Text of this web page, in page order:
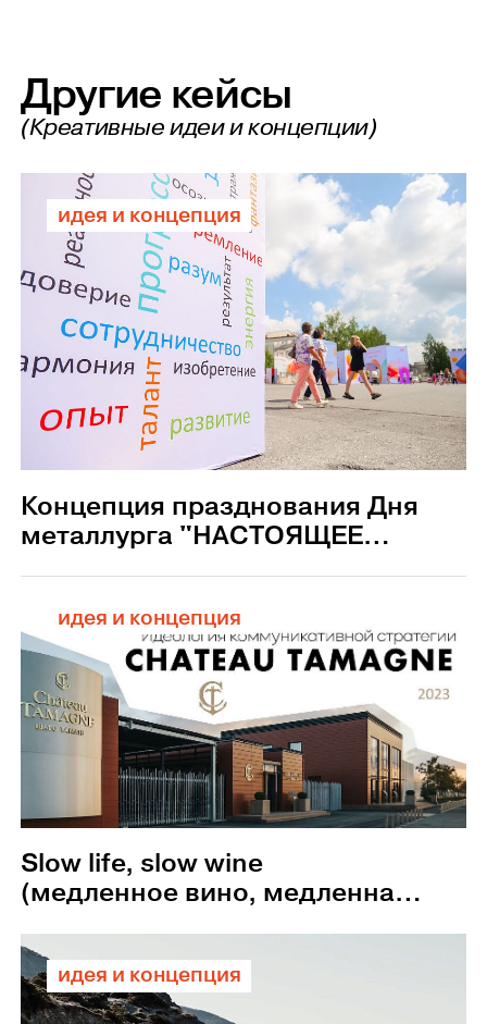
Другие кейсы
(Креативные идеи и концепции)
идея и концепция
Концепция празднования Дня
металлурга "НАСТОЯЩЕЕ
идея и концепция
Slow life, slow wine
(медленное вино, медленная
бренда
идея и концепция